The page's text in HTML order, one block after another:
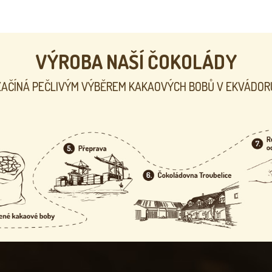
VÝROBA NAŠÍ ČOKOLÁDY
PEČLIVÝM VÝBĚREM KAKAOVÝCH BOBŮ V